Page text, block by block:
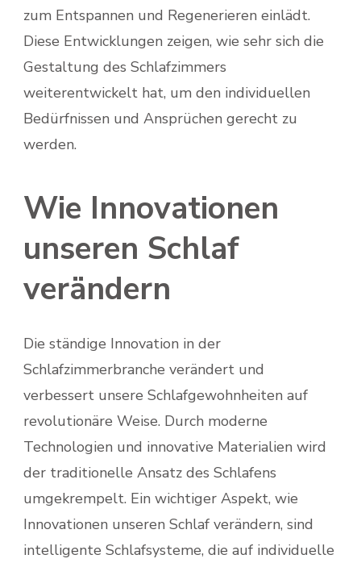
zum Entspannen und Regenerieren einlädt.
Diese Entwicklungen zeigen, wie sehr sich die
Gestaltung des Schlafzimmers
weiterentwickelt hat, um den individuellen
Bedürfnissen und Ansprüchen gerecht zu
werden.
Wie Innovationen
unseren Schlaf
verändern
Die ständige Innovation in der
Schlafzimmerbranche verändert und
verbessert unsere Schlafgewohnheiten auf
revolutionäre Weise. Durch moderne
Technologien und innovative Materialien wird
der traditionelle Ansatz des Schlafens
umgekrempelt. Ein wichtiger Aspekt, wie
Innovationen unseren Schlaf verändern, sind
intelligente Schlafsysteme, die auf individuelle